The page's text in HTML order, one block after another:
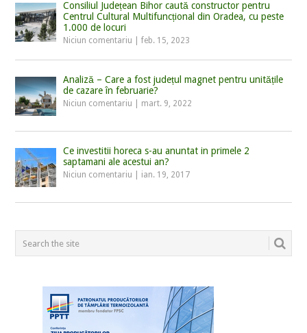
Consiliul Județean Bihor caută constructor pentru
Centrul Cultural Multifuncțional din Oradea, cu peste
1.000 de locuri
Niciun comentariu |feb. 15, 2023
Analiză – Care a fost județul magnet pentru unitățile
de cazare în februarie?
Niciun comentariu mart. 9, 2022
Ce investitii horeca s-au anuntat in primele 2
saptamani ale acestui an?
Niciun comentariu ian. 19, 2017